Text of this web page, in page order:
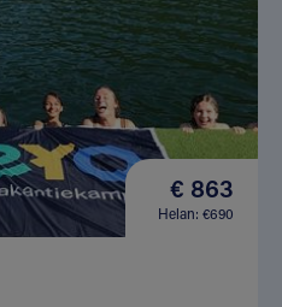
€ 863
Helan: €690